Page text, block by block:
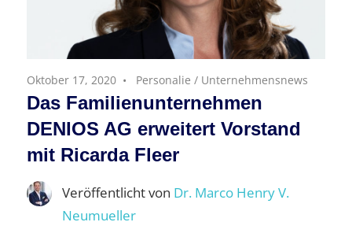
Oktober 17, 2020 Personalie / Unternehmensnews
Das Familienunternehmen
DENIOS AG erweitert Vorstand
mit Ricarda Fleer
Veröffentlicht von Dr. Marco Henry V.
Neumueller